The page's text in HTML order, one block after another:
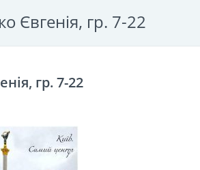
Євгенія, гр. 7-22
гр. 7-22